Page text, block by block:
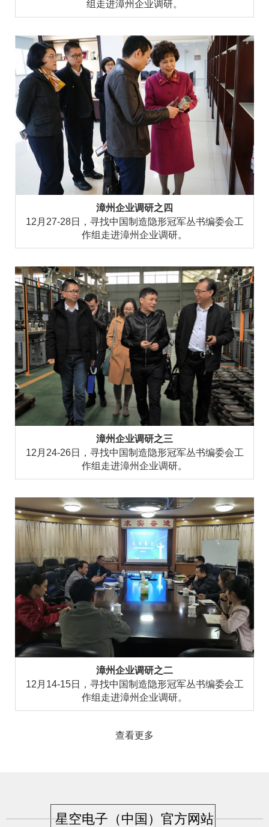
组走进漳州企业调研。
漳州企业调研之四
12月27-28日，寻找中国制造隐形冠军丛书编委会工
作组走进漳州企业调研。
漳州企业调研之三
12月24-26日，寻找中国制造隐形冠军丛书编委会工
作组走进漳州企业调研。
漳州企业调研之二
12月14-15日，寻找中国制造隐形冠军丛书编委会工
作组走进漳州企业调研。
查看更多
星空电子（中国）官方网站